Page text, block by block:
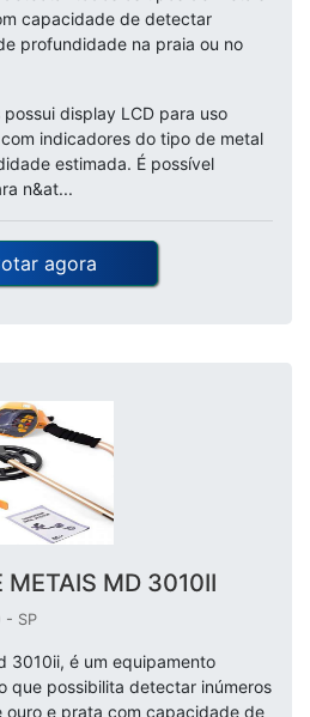
capacidade de detectar
profundidade na praia ou no
display LCD para uso
indicadores do tipo de metal
estimada. É possível
n&at...
agora
METAIS MD 3010II
- SP
3010ii, é um equipamento
que possibilita detectar inúmeros
ouro e prata com capacidade de